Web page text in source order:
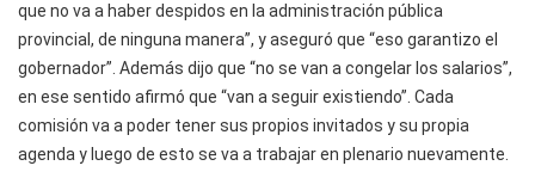
que no va a haber despidos en la administración pública
provincial, de ninguna manera”, y aseguró que “eso garantizo el
gobernador”. Además dijo que “no se van a congelar los salarios”,
en ese sentido afirmó que “van a seguir existiendo”. Cada
comisión va a poder tener sus propios invitados y su propia
agenda y luego de esto se va a trabajar en plenario nuevamente.